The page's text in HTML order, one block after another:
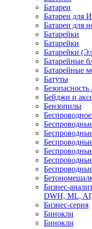
Батареи
Батареи для
Батареи для
Батарейки
Батарейки
Батарейки
Батарейные
Батарейные
Батуты
Бейджи и
Бензопилы
Бизнес-
DWH, ML,
Бизнес-серия
Бинокли
Бинокли